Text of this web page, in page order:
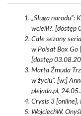
„Sługa narodu”:
wcielił?. [dostęp
Całe sezony
w Polsat Box Go
[dostęp
Marta Żmuda
w życiu”. [w:]
plejada.pl,
Crysis 3
WojciechW.